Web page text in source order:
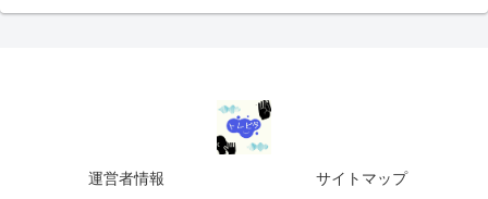
運営者情報
サイトマップ